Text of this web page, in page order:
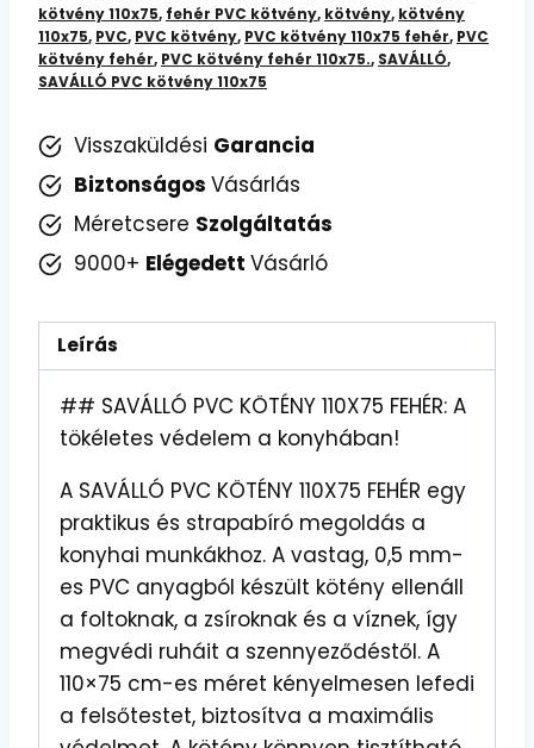
Tartós
Konyhai
Kötény
kötvény 110x75, fehér PVC kötvény, kötvény, kötvény
110x75, PVC, PVC kötvény, PVC kötvény 110x75 fehér, PVC
kötvény fehér, PVC kötvény fehér 110x75., SAVÁLLÓ,
SAVÁLLÓ PVC kötvény 110x75
Visszaküldési Garancia
Biztonságos Vásárlás
Méretcsere Szolgáltatás
9000+ Elégedett Vásárló
Leírás
## SAVÁLLÓ PVC KÖTÉNY 110X75 FEHÉR: A
tökéletes védelem a konyhában!
A SAVÁLLÓ PVC KÖTÉNY 110X75 FEHÉR egy
praktikus és strapabíró megoldás a
konyhai munkákhoz. A vastag, 0,5 mm-
es PVC anyagból készült kötény ellenáll
a foltoknak, a zsíroknak és a víznek, így
megvédi ruháit a szennyeződéstől. A
110×75 cm-es méret kényelmesen lefedi
a felsőtestet, biztosítva a maximális